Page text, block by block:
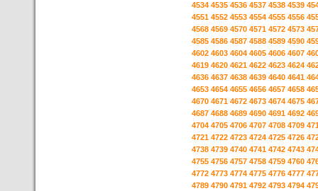
4534 4535 4536 4537 4538 4539
4551 4552 4553 4554 4555 4556
4568 4569 4570 4571 4572 4573
4585 4586 4587 4588 4589 4590
4602 4603 4604 4605 4606 4607
4619 4620 4621 4622 4623 4624
4636 4637 4638 4639 4640 4641
4653 4654 4655 4656 4657 4658
4670 4671 4672 4673 4674 4675
4687 4688 4689 4690 4691 4692
4704 4705 4706 4707 4708 4709
4721 4722 4723 4724 4725 4726
4738 4739 4740 4741 4742 4743
4755 4756 4757 4758 4759 4760
4772 4773 4774 4775 4776 4777
4789 4790 4791 4792 4793 4794